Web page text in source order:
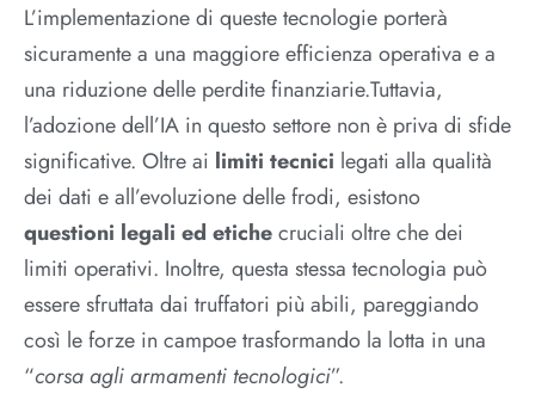
L’implementazione di queste tecnologie porterà
sicuramente a una maggiore efficienza operativa e a
una riduzione delle perdite finanziarie.Tuttavia,
l’adozione dell’IA in questo settore non è priva di sfide
significative. Oltre ai limiti tecnici legati alla qualità
dei dati e all’evoluzione delle frodi, esistono
questioni legali ed etichecruciali oltre che dei
limiti operativi. Inoltre, questa stessa tecnologia può
essere sfruttata dai truffatori più abili, pareggiando
così le forze in campoe trasformando la lotta in una
“corsa agli armamenti tecnologici”.